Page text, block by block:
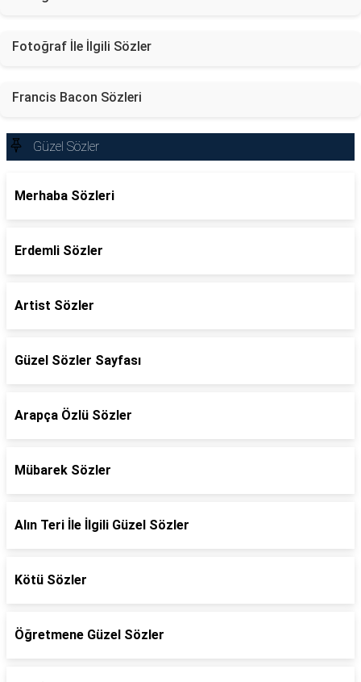
Fotoğraf İle İlgili Sözler
Francis Bacon Sözleri
Güzel Sözler
Merhaba Sözleri
Erdemli Sözler
Artist Sözler
Güzel Sözler Sayfası
Arapça Özlü Sözler
Mübarek Sözler
Alın Teri İle İlgili Güzel Sözler
Kötü Sözler
Öğretmene Güzel Sözler